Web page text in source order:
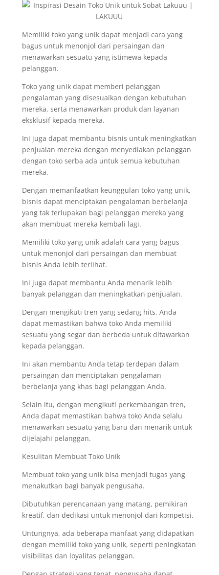
Memiliki toko yang unik dapat menjadi cara yang
bagus untuk menonjol dari persaingan dan
menawarkan sesuatu yang istimewa kepada
pelanggan.
Toko yang unik dapat memberi pelanggan
pengalaman yang disesuaikan dengan kebutuhan
mereka, serta menawarkan produk dan layanan
eksklusif kepada mereka.
Ini juga dapat membantu bisnis untuk meningkatkan
penjualan mereka dengan menyediakan pelanggan
dengan toko serba ada untuk semua kebutuhan
mereka.
Dengan memanfaatkan keunggulan toko yang unik,
bisnis dapat menciptakan pengalaman berbelanja
yang tak terlupakan bagi pelanggan mereka yang
akan membuat mereka kembali lagi.
Memiliki toko yang unik adalah cara yang bagus
untuk menonjol dari persaingan dan membuat
bisnis Anda lebih terlihat.
Ini juga dapat membantu Anda menarik lebih
banyak pelanggan dan meningkatkan penjualan.
Dengan mengikuti tren yang sedang hits, Anda
dapat memastikan bahwa toko Anda memiliki
sesuatu yang segar dan berbeda untuk ditawarkan
kepada pelanggan.
Ini akan membantu Anda tetap terdepan dalam
persaingan dan menciptakan pengalaman
berbelanja yang khas bagi pelanggan Anda.
Selain itu, dengan mengikuti perkembangan tren,
Anda dapat memastikan bahwa toko Anda selalu
menawarkan sesuatu yang baru dan menarik untuk
dijelajahi pelanggan.
Kesulitan Membuat Toko Unik
Membuat toko yang unik bisa menjadi tugas yang
menakutkan bagi banyak pengusaha.
Dibutuhkan perencanaan yang matang, pemikiran
kreatif, dan dedikasi untuk menonjol dari kompetisi.
Untungnya, ada beberapa manfaat yang didapatkan
dengan memiliki toko yang unik, seperti peningkatan
visibilitas dan loyalitas pelanggan.